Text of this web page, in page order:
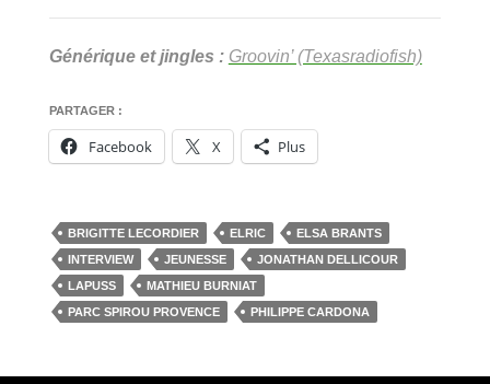
Générique et jingles : Groovin’ (Texasradiofish)
PARTAGER :
Facebook X Plus
BRIGITTE LECORDIER ELRIC
ELSA BRANTS
INTERVIEW
JEUNESSE
JONATHAN DELLICOUR
LAPUSS
MATHIEU BURNIAT
PARC SPIROU PROVENCE
PHILIPPE CARDONA